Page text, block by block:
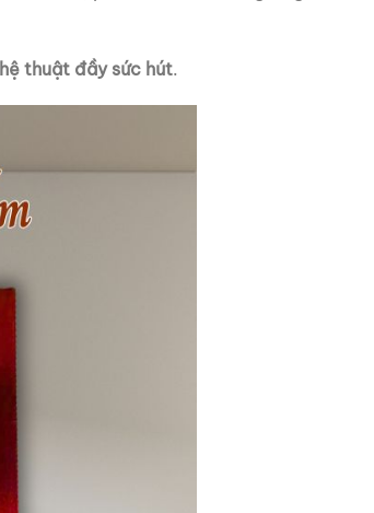
thuật đầy sức hút.